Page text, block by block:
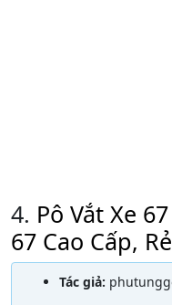
4. Pô Vắt Xe
67 Cao Cấp,
Tác giả: